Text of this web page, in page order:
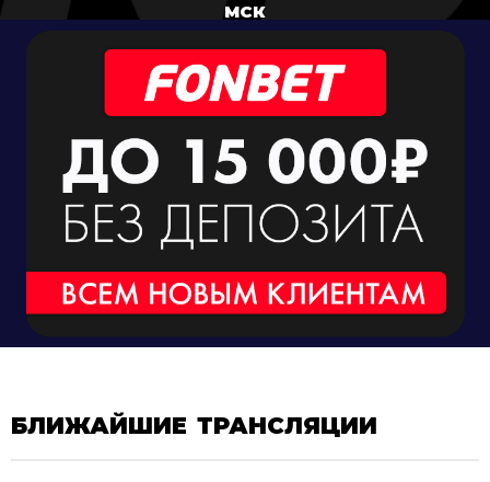
МСК
БЛИЖАЙШИЕ ТРАНСЛЯЦИИ